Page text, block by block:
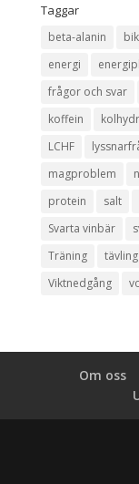
Taggar
beta-alanin
energi
frågor och svar
koffein
LCHF
magproblem
protein
salt
Svarta vinbär
Träning
tävling
Viktnedgång
Om oss